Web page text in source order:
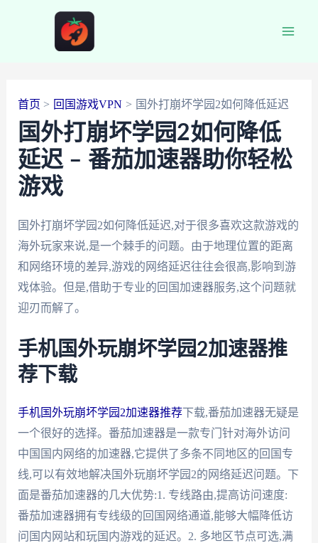
首页 回国游戏VPN 国外打崩坏学园2如何降低延迟
国外打崩坏学园2如何降低
延迟 – 番茄加速器助你轻松
游戏
国外打崩坏学园2如何降低延迟,对于很多喜欢这款游戏的
海外玩家来说,是一个棘手的问题。由于地理位置的距离
和网络环境的差异,游戏的网络延迟往往会很高,影响到游
戏体验。但是,借助于专业的回国加速器服务,这个问题就
迎刃而解了。
手机国外玩崩坏学园2加速器推
荐下载
手机国外玩崩坏学园2加速器推荐下载,番茄加速器无疑是
一个很好的选择。番茄加速器是一款专门针对海外访问
中国国内网络的加速器,它提供了多条不同地区的回国专
线,可以有效地解决国外玩崩坏学园2的网络延迟问题。下
面是番茄加速器的几大优势:1. 专线路由,提高访问速度:
番茄加速器拥有专线级的回国网络通道,能够大幅降低访
问国内网站和玩国内游戏的延迟。2. 多地区节点可选,满